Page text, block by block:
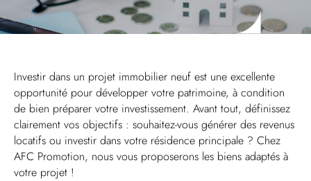
Investir dans un projet immobilier neuf est une excellente
opportunité pour développer votre patrimoine, à condition
de bien préparer votre investissement. Avant tout, définissez
clairement vos objectifs : souhaitez-vous générer des revenus
locatifs ou investir dans votre résidence principale ? Chez
AFC Promotion, nous vous proposerons les biens adaptés à
votre projet !